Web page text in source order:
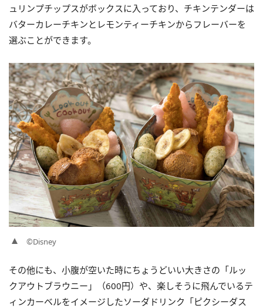
ュリンプチップスがボックスに入っており、チキンテンダーは
バターカレーチキンとレモンティーチキンからフレーバーを
選ぶことができます。
©Disney
その他にも、小腹が空いた時にちょうどいい大きさの「ルッ
クアウトブラウニー」（600円）や、楽しそうに飛んでいるテ
ィンカーベルをイメージしたソーダドリンク「ピクシーダス